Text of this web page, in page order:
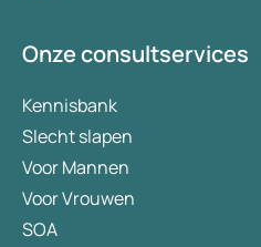
Onze consultservices
Kennisbank
Slecht slapen
Voor Mannen
Voor Vrouwen
SOA